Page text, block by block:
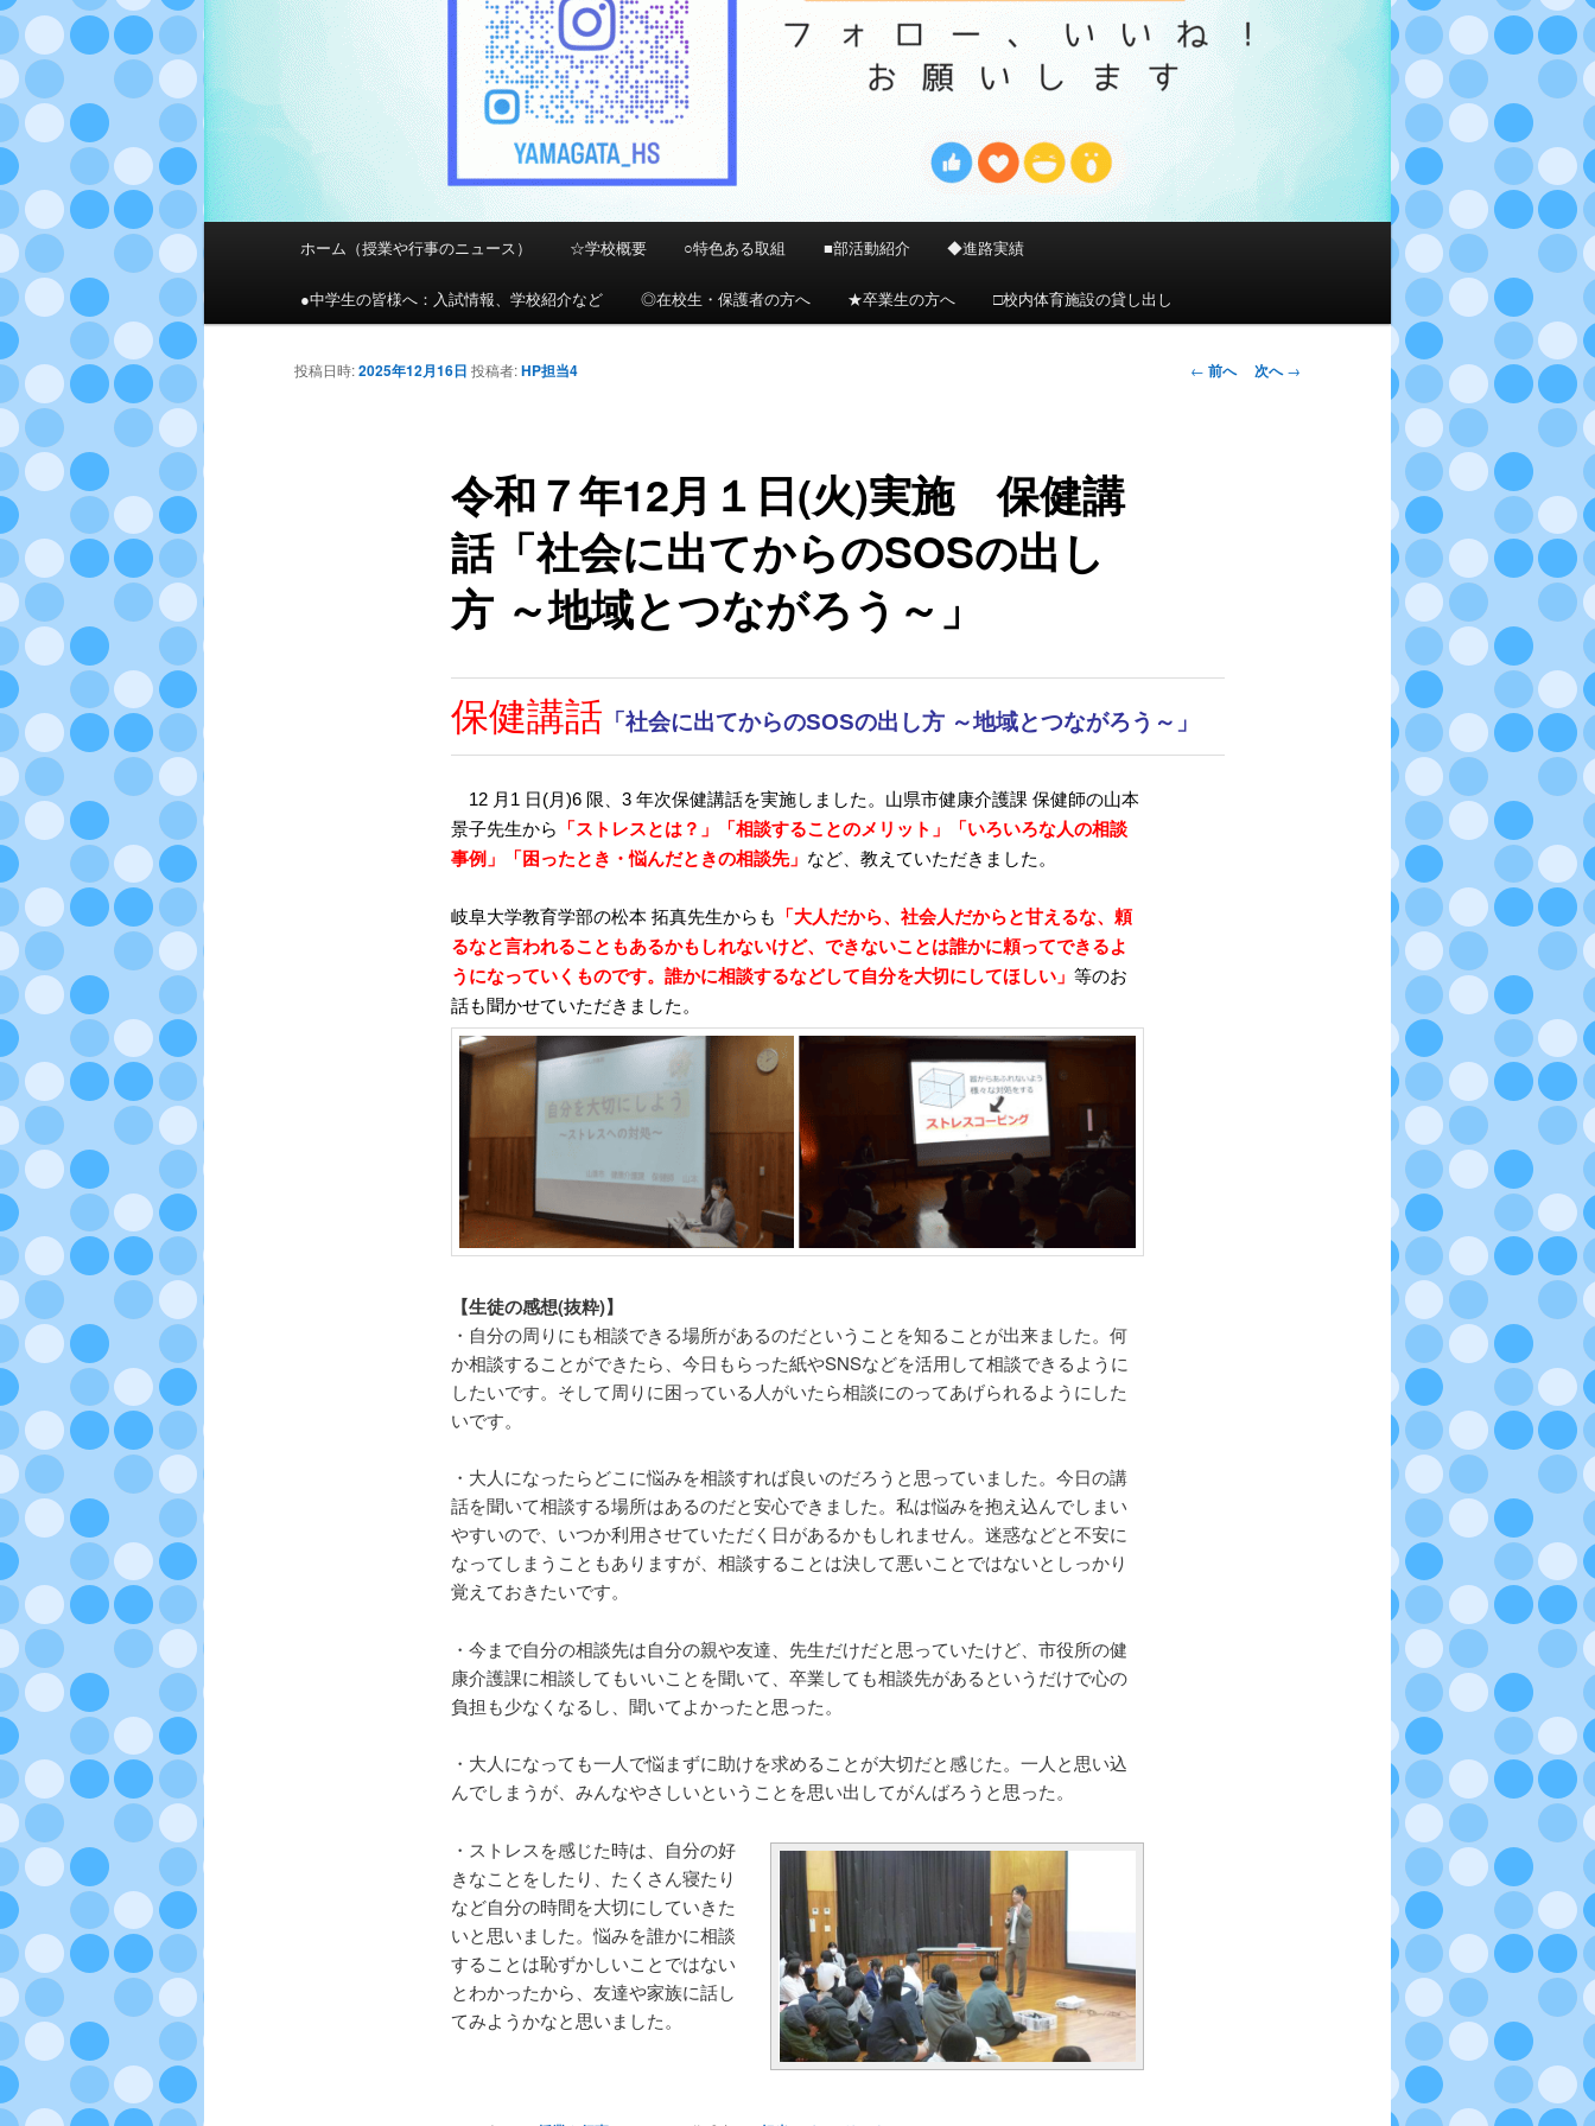
メ
メ
イ
ン
ホーム（授業や行事のニュース） ☆学校概要 ○特色ある取組 ■部活動紹介 ◆進路実績
●中学生の皆様へ：入試情報、学校紹介など ◎在校生・保護者の方へ ★卒業生の方へ □校内体育施設の貸し出し
投
← 前へ 次へ→
令和７年12月１日(火)実施 保健講
話「社会に出てからのSOSの出し
方 ～地域とつながろう～」
投稿日時:2025年12月16日 投稿者:HP担当4
保健講話 「社会に出てからのSOSの出し方 ～地域とつながろう～」
12 月1 日(月)6 限、3 年次保健講話を実施しました。山県市健康介護課 保健師の山本
景子先生から
「ストレスとは？」「相談することのメリット」「いろいろな人の相談
事例」「困ったとき・悩んだときの相談先」 など、教えていただきました。
岐阜大学教育学部の松本 拓真先生からも
「大人だから、社会人だからと甘えるな、頼
るなと言われることもあるかもしれないけど、できないことは誰かに頼ってできるよ
うになっていくものです。誰かに相談するなどして自分を大切にしてほしい」 等のお
話も聞かせていただきました。
【生徒の感想(抜粋)】
・自分の周りにも相談できる場所があるのだということを知ることが出来ました。何
か相談することができたら、今日もらった紙やSNSなどを活用して相談できるように
したいです。そして周りに困っている人がいたら相談にのってあげられるようにした
いです。
・大人になったらどこに悩みを相談すれば良いのだろうと思っていました。今日の講
話を聞いて相談する場所はあるのだと安心できました。私は悩みを抱え込んでしまい
やすいので、いつか利用させていただく日があるかもしれません。迷惑などと不安に
なってしまうこともありますが、相談することは決して悪いことではないとしっかり
覚えておきたいです。
・今まで自分の相談先は自分の親や友達、先生だけだと思っていたけど、市役所の健
康介護課に相談してもいいことを聞いて、卒業しても相談先があるというだけで心の
負担も少なくなるし、聞いてよかったと思った。
・大人になっても一人で悩まずに助けを求めることが大切だと感じた。一人と思い込
んでしまうが、みんなやさしいということを思い出してがんばろうと思った。
・ストレスを感じた時は、自分の好
きなことをしたり、たくさん寝たり
など自分の時間を大切にしていきた
いと思いました。悩みを誰かに相談
することは恥ずかしいことではない
とわかったから、友達や家族に話し
てみようかなと思いました。